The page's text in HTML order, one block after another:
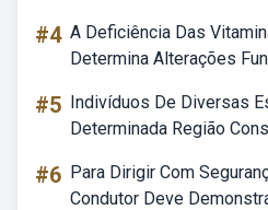
#4 A Deficiência Das
Determina Alterações
#5 Indivíduos De Diversas
Determinada Região
#6 Para Dirigir Com
Condutor Deve